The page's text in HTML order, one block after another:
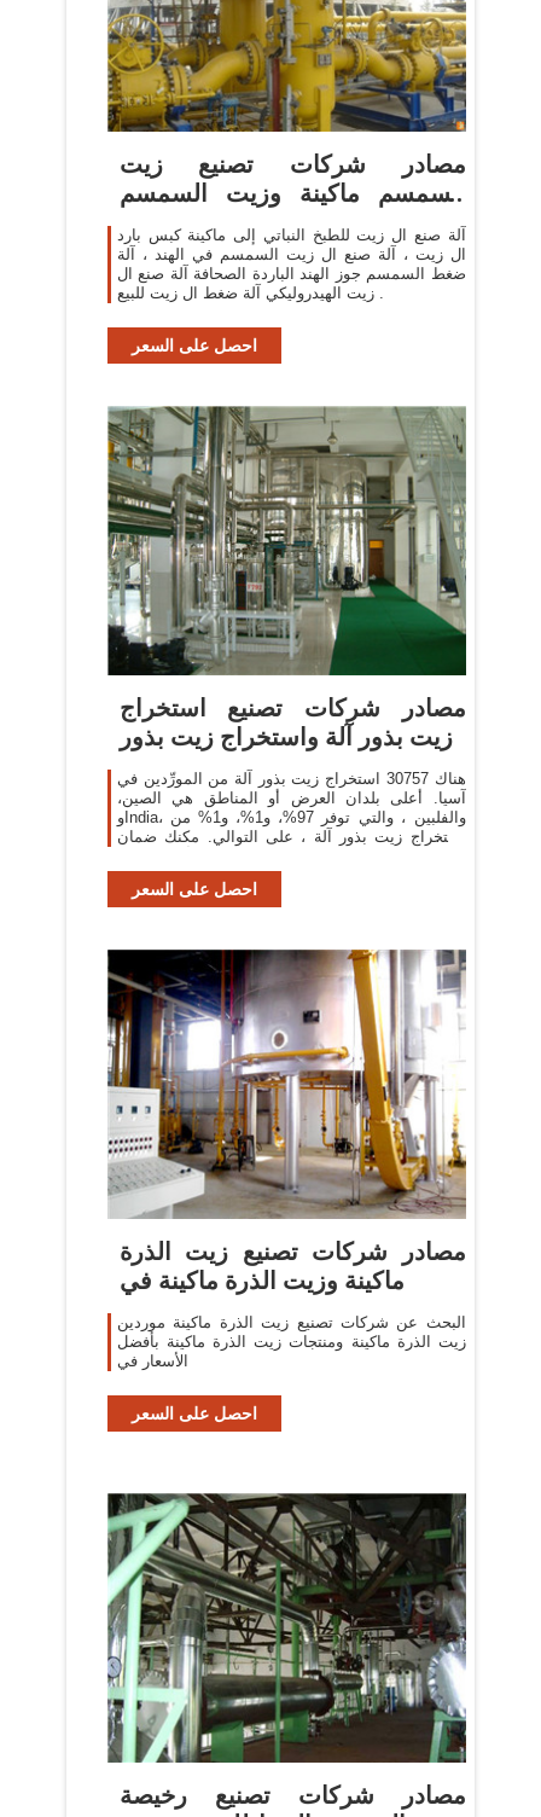
مصادر شركات تصنيع زيت
السمسم ماكينة وزيت السمسم
ماكينة في
آلة صنع ال زيت للطبخ النباتي إلى ماكينة كبس بارد
ال زيت ، آلة صنع ال زيت السمسم في الهند ، آلة
ضغط السمسم جوز الهند الباردة الصحافة آلة صنع ال
زيت الهيدروليكي آلة ضغط ال زيت للبيع .
احصل على السعر
مصادر شركات تصنيع استخراج
زيت بذور آلة واستخراج زيت بذور
هناك 30757 استخراج زيت بذور آلة من المورِّدين في
آسيا. أعلى بلدان العرض أو المناطق هي الصين،
وIndia، والفلبين ، والتي توفر 97%، و1%، و1% من
استخراج زيت بذور آلة ، على التوالي. مكنك ضمان
احصل على السعر
مصادر شركات تصنيع زيت الذرة
ماكينة وزيت الذرة ماكينة في
البحث عن شركات تصنيع زيت الذرة ماكينة موردين
زيت الذرة ماكينة ومنتجات زيت الذرة ماكينة بأفضل
الأسعار في
احصل على السعر
مصادر شركات تصنيع رخيصة